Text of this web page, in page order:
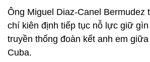
Ông Miguel Diaz-Canel Bermudez
chí kiên định tiếp tục nỗ lực giữ
truyền thống đoàn kết anh em
Cuba.